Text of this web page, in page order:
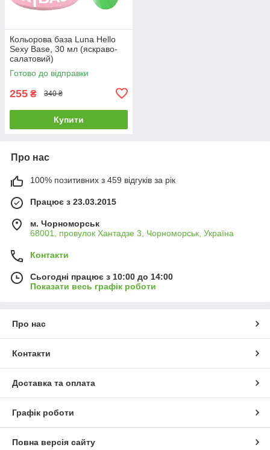
Кольорова база Luna Hello
Sexy Base, 30 мл (яскраво-
салатовий)
Готово до відправки
255 ₴ 340 ₴
Купити
Про нас
100% позитивних з 459 відгуків за рік
Працює з 23.03.2015
м. Чорноморськ
68001, провулок Хантадзе 3, Чорноморськ, Україна
Контакти
Сьогодні працює з 10:00 до 14:00
Показати весь графік роботи
Про нас
Контакти
Доставка та оплата
Графік роботи
Повна версія сайту